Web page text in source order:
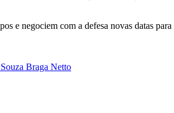
e negociem com a defesa novas datas
Braga Netto